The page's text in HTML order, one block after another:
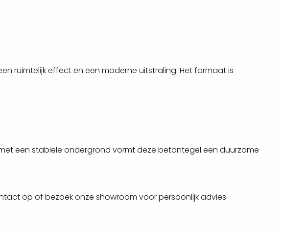
ruimtelijk effect en een moderne uitstraling. Het formaat is
een stabiele ondergrond vormt deze betontegel een duurzame
op of bezoek onze showroom voor persoonlijk advies.